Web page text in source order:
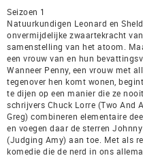
Seizoen 1
Natuurkundigen Leonard en
onvermijdelijke zwaartekracht
samenstelling van het atoom.
een vrouw van en hun
Wanneer Penny, een vrouw met
tegenover hen komt wonen,
te dijen op een manier die ze
schrijvers Chuck Lorre (Two And
Greg) combineren elementaire
en voegen daar de sterren
(Judging Amy) aan toe. Met als
komedie die de nerd in ons